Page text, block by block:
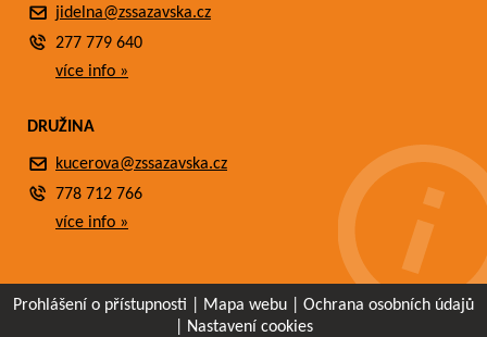
jidelna@zssazavska.cz
277 779 640
více info »
DRUŽINA
kucerova@zssazavska.cz
778 712 766
více info »
Prohlášení o přístupnosti Mapa webu
Ochrana osobních údajů
Nastavení cookies